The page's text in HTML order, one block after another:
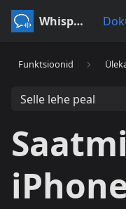
Whisperr
Funktsioonid
Selle lehe peal